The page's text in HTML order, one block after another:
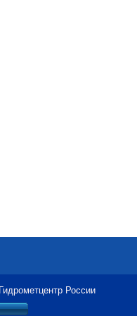
России